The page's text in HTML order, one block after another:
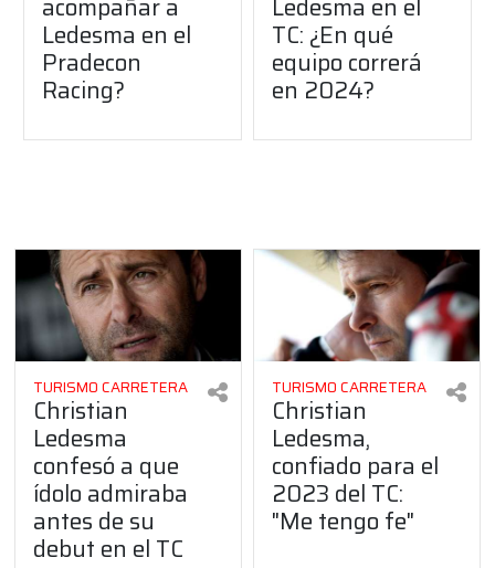
acompañar a
Ledesma en el
Pradecon
Racing?
Ledesma en el
TC: ¿En qué
equipo correrá
en 2024?
TURISMO CARRETERA
Christian
Ledesma
confesó a que
ídolo admiraba
antes de su
debut en el TC
TURISMO CARRETERA
Christian
Ledesma,
confiado para el
2023 del TC:
"Me tengo fe"